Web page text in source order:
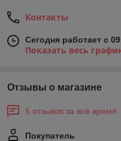
Контакты
Сегодня работает с
Показать весь
Отзывы о магазине
5 отзывов за всё время
Покупатель